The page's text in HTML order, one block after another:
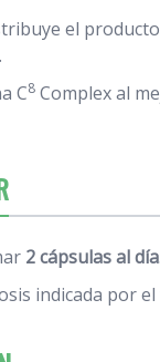
el
.
C8 Complex al
2 cápsulas al día.
indicada por